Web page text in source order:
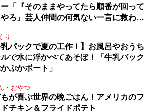
ー「『そのままやってたら順番が回って
やろ』芸人仲間の何気ない一言に救われ
り
乳パックで夏の工作！】お風呂やおうち
で水に浮かべてあそぼ！「牛乳パック
ぷかボート」
・おやつ
が喜ぶ世界の晩ごはん！アメリカのフ
チキン＆フライドポテト